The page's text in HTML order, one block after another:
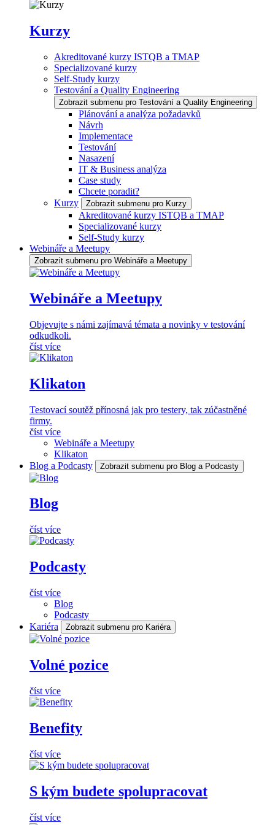
Kurzy
Akreditované kurzy ISTQB a TMAP
Specializované kurzy
Self-Study kurzy
Testování a Quality Engineering
Zobrazit submenu pro Testování a Quality Engineering
Plánování a analýza požadavků
Návrh
Implementace
Testování
Nasazení
IT & Business analýza
Case study
Chcete poradit?
Kurzy
Zobrazit submenu pro Kurzy
Akreditované kurzy ISTQB a TMAP
Specializované kurzy
Self-Study kurzy
Webináře a Meetupy
Zobrazit submenu pro Webináře a Meetupy
Webináře a Meetupy
Objevujte s námi zajímavá témata a novinky v testování
odkudkoli.
číst více
Klikaton
Testovací soutěž přínosná jak pro testery, tak zúčastněné
firmy.
číst více
Webináře a Meetupy
Klikaton
Blog a Podcasty
Zobrazit submenu pro Blog a Podcasty
Blog
číst více
Podcasty
číst více
Blog
Podcasty
Kariéra
Zobrazit submenu pro Kariéra
Volné pozice
číst více
Benefity
číst více
S kým budete spolupracovat
číst více